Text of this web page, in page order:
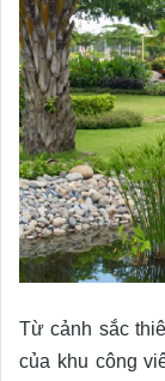
Từ cảnh sắc
của khu công